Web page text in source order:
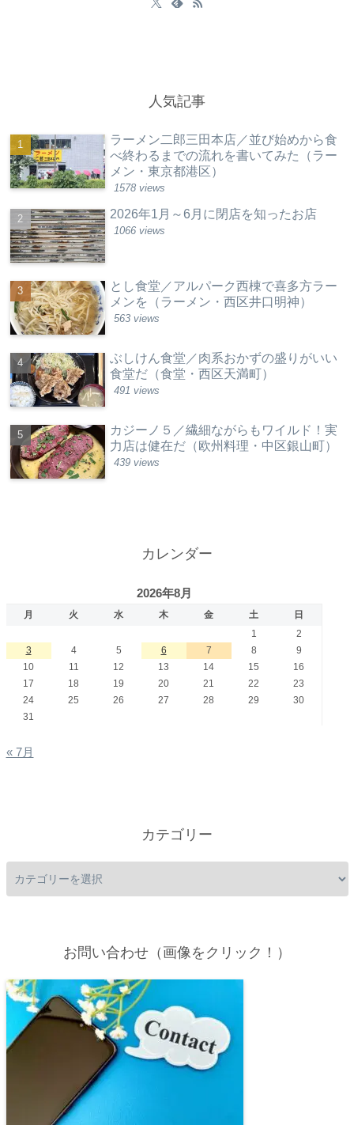
人気記事
ラーメン二郎三田本店／並び始めから食
べ終わるまでの流れを書いてみた（ラー
メン・東京都港区）
1578 views
2026年1月～6月に閉店を知ったお店
1066 views
とし食堂／アルパーク西棟で喜多方ラー
メンを（ラーメン・西区井口明神）
563 views
ぶしけん食堂／肉系おかずの盛りがいい
食堂だ（食堂・西区天満町）
491 views
カジーノ５／繊細ながらもワイルド！実
力店は健在だ（欧州料理・中区銀山町）
439 views
カレンダー
2026年8月
月 火 水 木 金 土
日
1
2
3
4 5 6 7 8
9
10
11 12 13 14 15
16
17
18 19 20 21 22
23
24
25 26 27 28 29
30
31
« 7月
カテゴリー
お問い合わせ（画像をクリック！）